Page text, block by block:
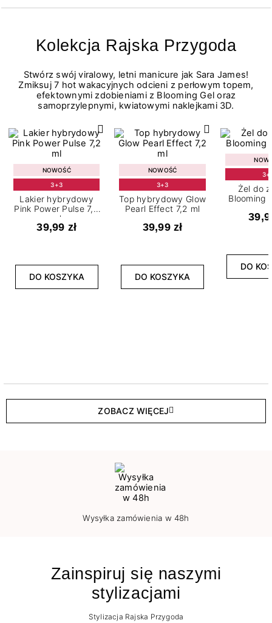
Kolekcja Rajska Przygoda
Stwórz swój viralowy, letni manicure jak Sara James!
Zmiksuj 7 hot wakacyjnych odcieni z perłowym topem,
efektownymi zdobieniami z Blooming Gel oraz
samoprzylepnymi, kwiatowymi naklejkami 3D.
NOWOŚĆ
3+3
Lakier hybrydowy
Pink Power Pulse 7,2
ml
39,99 zł
DO KOSZYKA
NOWOŚĆ
3+3
Top hybrydowy Glow
Pearl Effect 7,2 ml
39,99 zł
DO KOSZYKA
Żel do
Blooming
DO
ZOBACZ WIĘCEJ
Wysyłka zamówienia w 48h
Zainspiruj się naszymi
stylizacjami
Stylizacja Rajska Przygoda